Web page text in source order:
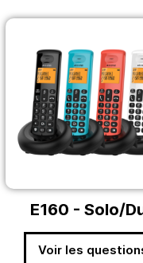
E160 - Solo/
Voir les